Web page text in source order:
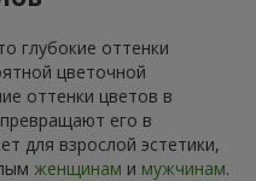
глубокие оттенки
цветочной
оттенки цветов в
его в
для взрослой эстетики,
женщинам и мужчинам.